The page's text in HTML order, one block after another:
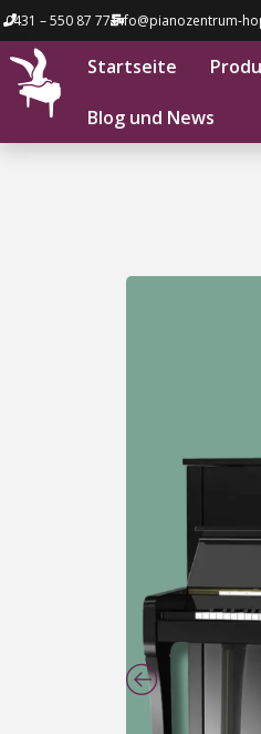
0431 – 550 87 77info@pianozentrum-
Startseite
Blog und News